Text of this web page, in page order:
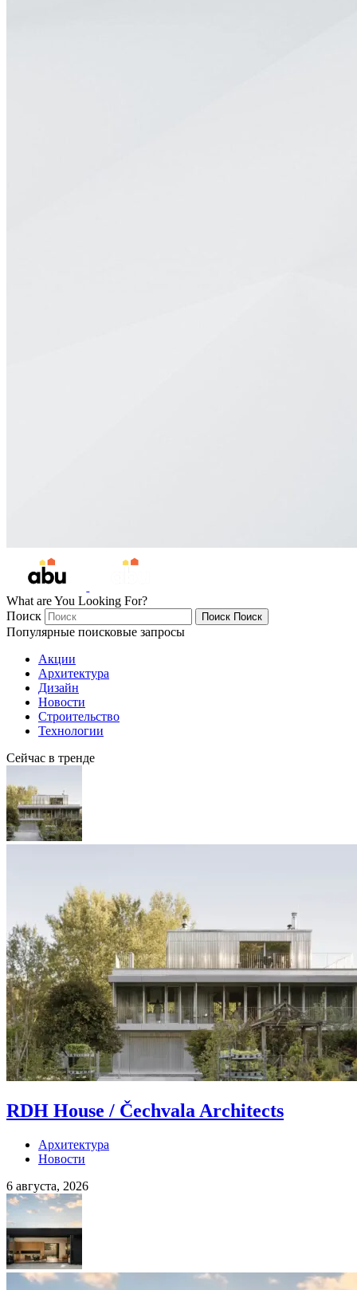
What are You Looking For?
Поиск
Поиск Поиск
Популярные поисковые запросы
Акции
Архитектура
Дизайн
Новости
Строительство
Технологии
Сейчас в тренде
RDH House / Čechvala Architects
Архитектура
Новости
6 августа, 2026